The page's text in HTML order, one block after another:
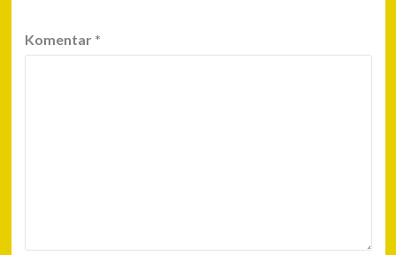
Komentar *